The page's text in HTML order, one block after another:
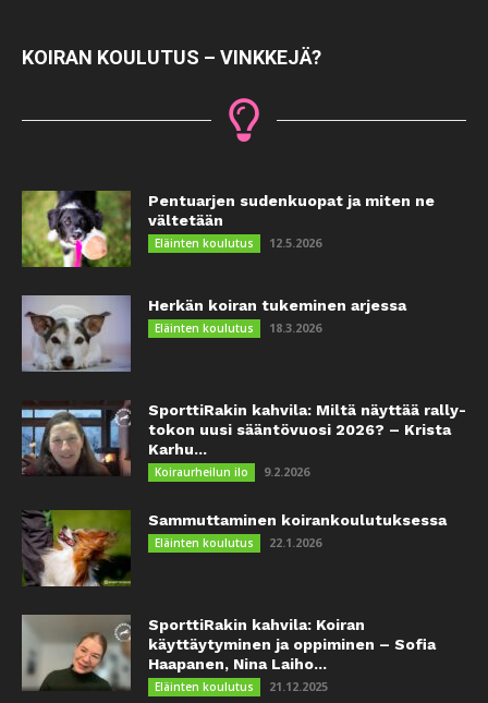
KOIRAN KOULUTUS – VINKKEJÄ?
Pentuarjen sudenkuopat ja miten ne
vältetään
Eläinten koulutus 12.5.2026
Herkän koiran tukeminen arjessa
Eläinten koulutus 18.3.2026
SporttiRakin kahvila: Miltä näyttää rally-
tokon uusi sääntövuosi 2026? – Krista
Karhu...
Koiraurheilun ilo 9.2.2026
Sammuttaminen koirankoulutuksessa
Eläinten koulutus 22.1.2026
SporttiRakin kahvila: Koiran
käyttäytyminen ja oppiminen – Sofia
Haapanen, Nina Laiho...
Eläinten koulutus 21.12.2025